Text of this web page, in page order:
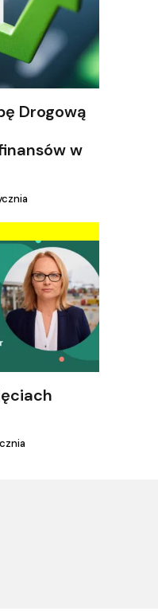
Drogową
w